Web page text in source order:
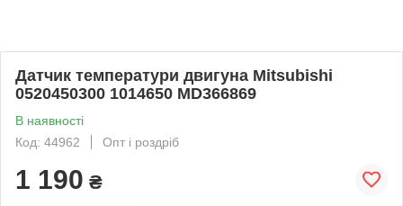
Датчик температури двигуна Mitsubishi
0520450300 1014650 MD366869
В наявності
Код: 44962
Опт і роздріб
1 190 ₴